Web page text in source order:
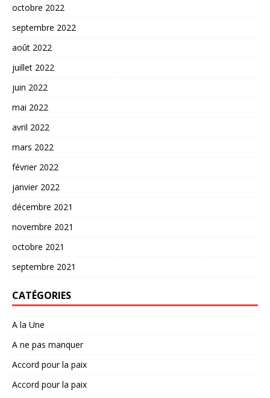
octobre 2022
septembre 2022
août 2022
juillet 2022
juin 2022
mai 2022
avril 2022
mars 2022
février 2022
janvier 2022
décembre 2021
novembre 2021
octobre 2021
septembre 2021
CATÉGORIES
A la Une
A ne pas manquer
Accord pour la paix
Accord pour la paix